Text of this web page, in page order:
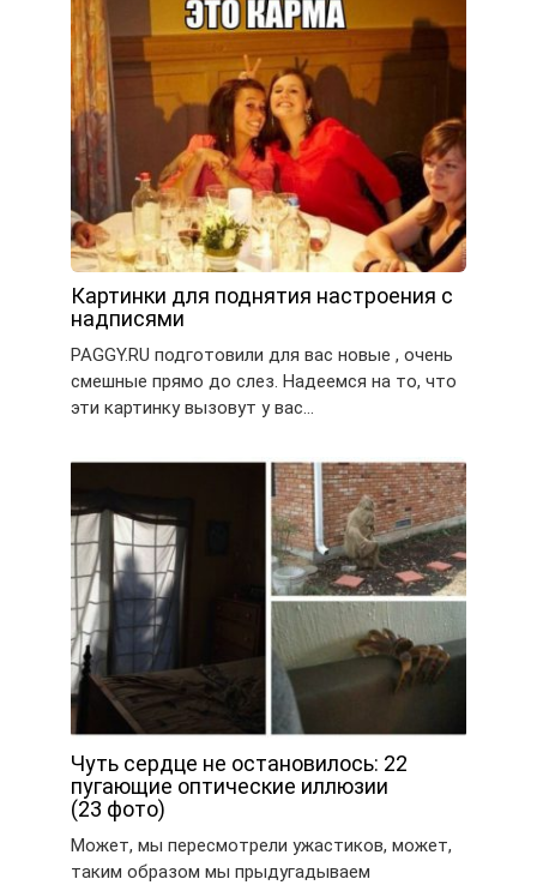
Картинки для поднятия настроения с
надписями
PAGGY.RU подготовили для вас новые , очень
смешные прямо до слез. Надеемся на то, что
эти картинку вызовут у вас…
Чуть сердце не остановилось: 22
пугающие оптические иллюзии
(23 фото)
Может, мы пересмотрели ужастиков, может,
таким образом мы прыдугадываем